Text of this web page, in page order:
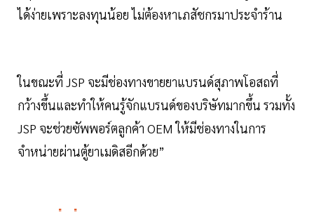
ได้ง่ายเพราะลงทุนน้อย ไม่ต้องหาเภสัชกรมาประจำร้าน
ในขณะที่ JSP จะมีช่องทางขายยาแบรนด์สุภาพโอสถที่
กว้างขึ้นและทำให้คนรู้จักแบรนด์ของบริษัทมากขึ้น รวมทั้ง
JSP จะช่วยซัพพอร์ตลูกค้า OEM ให้มีช่องทางในการ
จำหน่ายผ่านตู้ยาเมดิสอีกด้วย”